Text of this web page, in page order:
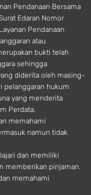
Pendanaan Bersama
Edaran Nomor
Pendanaan
atau
bukti telah
sehingga
diderita oleh masing-
pelanggaran hukum
yang menderita
Perdata.
memahami
namun tidak
dan memiliki
memberikan pinjaman.
memahami